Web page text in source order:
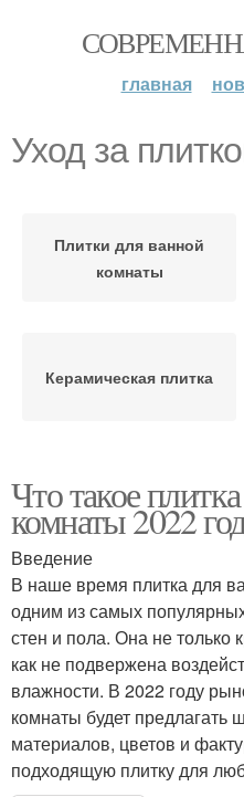
главная
Уход за
Плитки для ванной
комнаты
Керамическая плитка
Плитки для кухни
Что такое
комнаты 2022
Введение
В наше время плитка для
одним из самых
стен и пола. Она не только
как не подвержена
влажности. В 2022 году
комнаты будет предлагать
материалов, цветов и
подходящую плитку для